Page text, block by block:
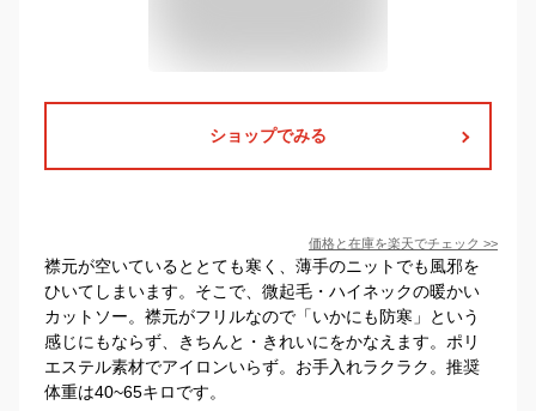
ショップでみる
価格と在庫を楽天でチェック >>
襟元が空いているととても寒く、薄手のニットでも風邪を
ひいてしまいます。そこで、微起毛・ハイネックの暖かい
カットソー。襟元がフリルなので「いかにも防寒」という
感じにもならず、きちんと・きれいにをかなえます。ポリ
エステル素材でアイロンいらず。お手入れラクラク。推奨
体重は40~65キロです。